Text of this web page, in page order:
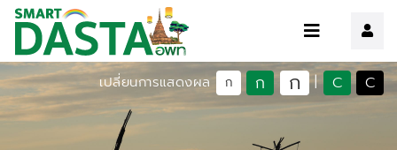
เปลี่ยนการแสดงผล ก ก ก | C C